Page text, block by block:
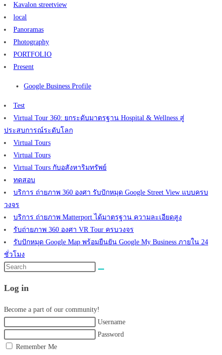
Kavalon streetview
local
Panoramas
Photography
PORTFOLIO
Present
Google Business Profile
Test
Virtual Tour 360: ยกระดับมาตรฐาน Hospital & Wellness สู่
ประสบการณ์ระดับโลก
Virtual Tours
Virtual Tours
Virtual Tours กับอสังหาริมทรัพย์
ทดสอบ
บริการ ถ่ายภาพ 360 องศา รับปักหมุด Google Street View แบบครบ
วงจร
บริการ ถ่ายภาพ Matterport ได้มาตรฐาน ความละเอียดสูง
รับถ่ายภาพ 360 องศา VR Tour ครบวงจร
รับปักหมุด Google Map พร้อมยืนยัน Google My Business ภายใน 24
ชั่วโมง
Search
website
Log in
Become a part of our community!
Username
Password
Remember Me